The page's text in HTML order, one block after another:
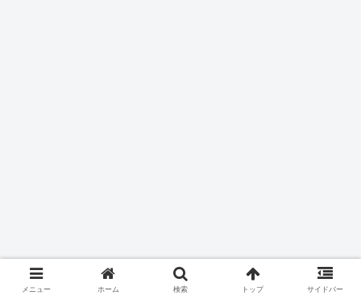
メニュー ホーム 検索 トップ サイドバー